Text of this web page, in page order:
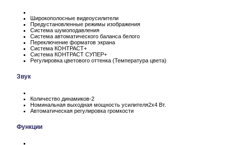
Широкополосные видеоусилители
Предустановленные режимы изображения
Система шумоподавления
Система автоматического баланса белого
Переключение форматов экрана
Система КОНТРАСТ+
Система КОНТРАСТ СУПЕР+
Регулировка цветового оттенка (Температура цвета)
Звук
Количество динамиков-2
Номинальная выходная мощность усилителя2х4 Вт.
Автоматическая регулировка громкости
Функции